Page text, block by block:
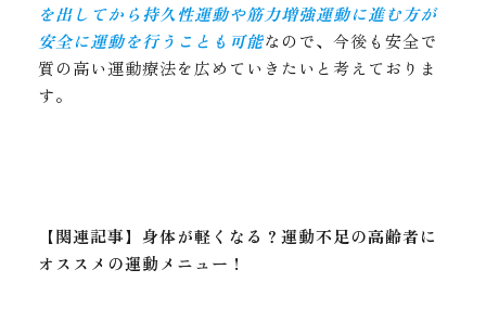
を出してから持久性運動や筋力増強運動に進む方が
安全に運動を行うことも可能なので、今後も安全で
質の高い運動療法を広めていきたいと考えておりま
す。
【関連記事】身体が軽くなる？運動不足の高齢者に
オススメの運動メニュー！